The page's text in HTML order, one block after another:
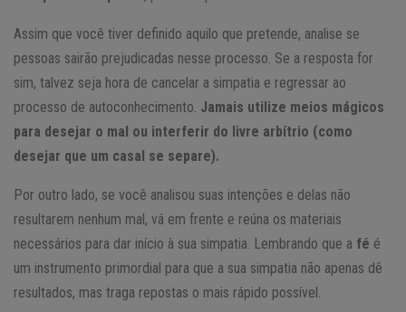
Assim que você tiver definido aquilo que pretende, analise se
pessoas sairão prejudicadas nesse processo. Se a resposta for
sim, talvez seja hora de cancelar a simpatia e regressar ao
processo de autoconhecimento. Jamais utilize meios mágicos
para desejar o mal ou interferir do livre arbítrio (como
desejar que um casal se separe).
Por outro lado, se você analisou suas intenções e delas não
resultarem nenhum mal, vá em frente e reúna os materiais
necessários para dar início à sua simpatia. Lembrando que a fé é
um instrumento primordial para que a sua simpatia não apenas dê
resultados, mas traga repostas o mais rápido possível.